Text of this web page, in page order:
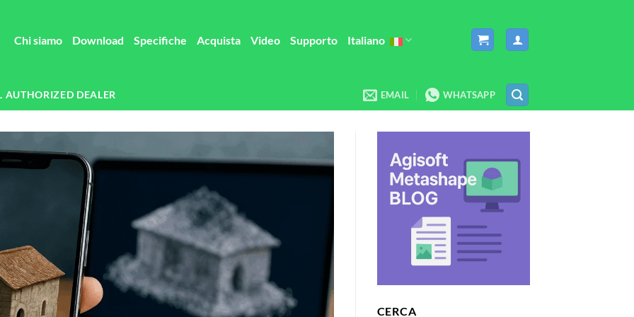
Chi siamo Download Specifiche Acquista Video Supporto Italiano
AUTHORIZED DEALER EMAIL WHATSAPP
CERCA